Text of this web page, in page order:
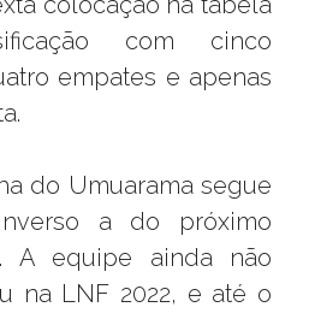
com cinco
empates e apenas
do Umuarama segue
a do próximo
A equipe ainda não
na LNF 2022, e até o